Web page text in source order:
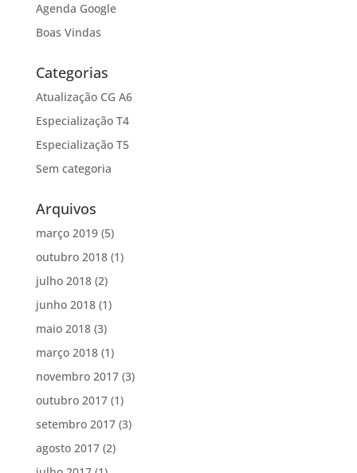
Agenda Google
Boas Vindas
Categorias
Atualização CG A6
Especialização T4
Especialização T5
Sem categoria
Arquivos
março 2019(5)
outubro 2018(1)
julho 2018(2)
junho 2018(1)
maio 2018(3)
março 2018(1)
novembro 2017(3)
outubro 2017(1)
setembro 2017(3)
agosto 2017(2)